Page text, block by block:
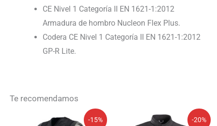
CE Nivel 1 Categoría II EN 1621-1:2012
Armadura de hombro Nucleon Flex Plus.
Codera CE Nivel 1 Categoría II EN 1621-1:2012
GP-R Lite.
Te recomendamos
-15% -20%
El